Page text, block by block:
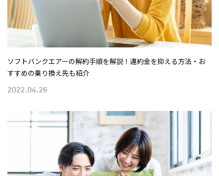
2022.04.26
ソフトバンクエアーの解約手順を解説！違約金を抑える方法・お
すすめの乗り換え先も紹介